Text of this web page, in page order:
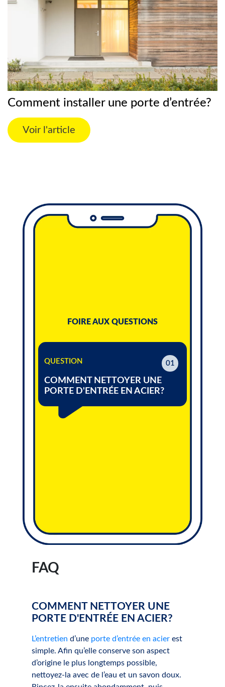
Comment installer une porte d’entrée?
Voir l'article
FOIRE AUX QUESTIONS
QUESTION 01
COMMENT NETTOYER UNE
PORTE D'ENTRÉE EN ACIER?
FAQ
COMMENT NETTOYER UNE
PORTE D'ENTRÉE EN ACIER?
L’entretien d’une porte d’entrée en acier est
simple. Afin qu’elle conserve son aspect
d’origine le plus longtemps possible,
nettoyez-la avec de l’eau et un savon doux.